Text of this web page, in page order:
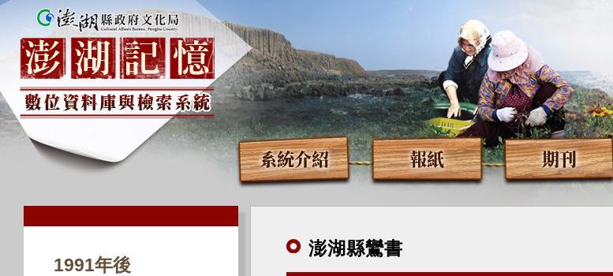
系統介紹 報紙 期刊
1991年後
澎湖縣鸞書